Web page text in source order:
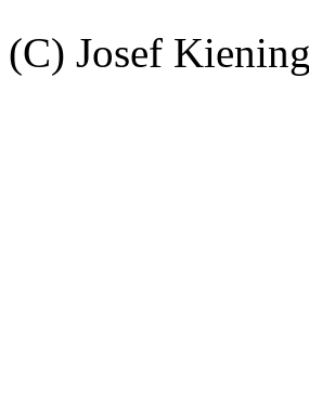
(C) Josef